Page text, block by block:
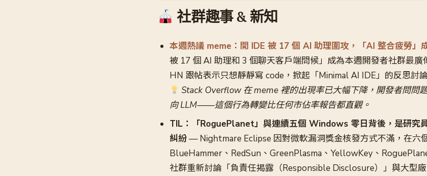
社群趣事 & 新知
本週熱議 meme：開 IDE 被 17 個 AI 助理圍攻，「AI 整合疲勞」
被 17 個 AI 助理和 3 個聊天客戶端問候」成為本週開發者社群最廣
HN 跟帖表示只想靜靜寫 code，掀起「Minimal AI IDE」的反思討
Stack Overflow 在 meme 裡的出現率已大幅下降，開發者問問
向 LLM——這個行為轉變比任何市佔率報告都直觀。
TIL：「RoguePlanet」與連續五個 Windows 零日背後，是研究
糾紛— Nightmare Eclipse 因對微軟漏洞獎金核發方式不滿，在六
BlueHammer、RedSun、GreenPlasma、YellowKey、
社群重新討論「負責任揭露（Responsible Disclosure）」與大型